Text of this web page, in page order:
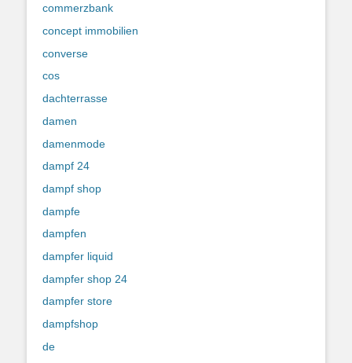
commerzbank
concept immobilien
converse
cos
dachterrasse
damen
damenmode
dampf 24
dampf shop
dampfe
dampfen
dampfer liquid
dampfer shop 24
dampfer store
dampfshop
de